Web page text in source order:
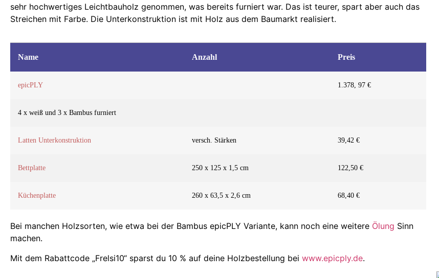
sehr hochwertiges Leichtbauholz genommen, was bereits furniert war. Das ist teurer, spart aber auch das
Streichen mit Farbe. Die Unterkonstruktion ist mit Holz aus dem Baumarkt realisiert.
Name Anzahl Preis
epicPLY 1.378, 97 €
4 x weiß und 3 x Bambus furniert
Latten Unterkonstruktion versch. Stärken 39,42 €
Bettplatte 250 x 125 x 1,5 cm 122,50 €
Küchenplatte 260 x 63,5 x 2,6 cm 68,40 €
Bei manchen Holzsorten, wie etwa bei der Bambus epicPLY Variante, kann noch eine weitere Ölung Sinn
machen.
Mit dem Rabattcode „Frelsi10“ sparst du 10 % auf deine Holzbestellung bei www.epicply.de.